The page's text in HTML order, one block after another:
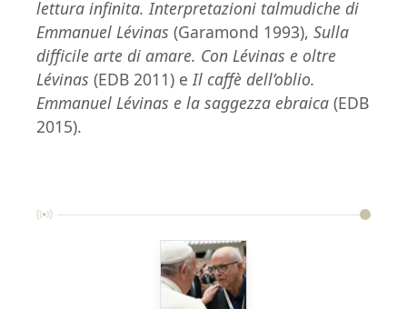
lettura infinita. Interpretazioni talmudiche di
Emmanuel Lévinas (Garamond 1993), Sulla
difficile arte di amare. Con Lévinas e oltre
Lévinas (EDB 2011) e Il caffè dell’oblio.
Emmanuel Lévinas e la saggezza ebraica (EDB
2015).